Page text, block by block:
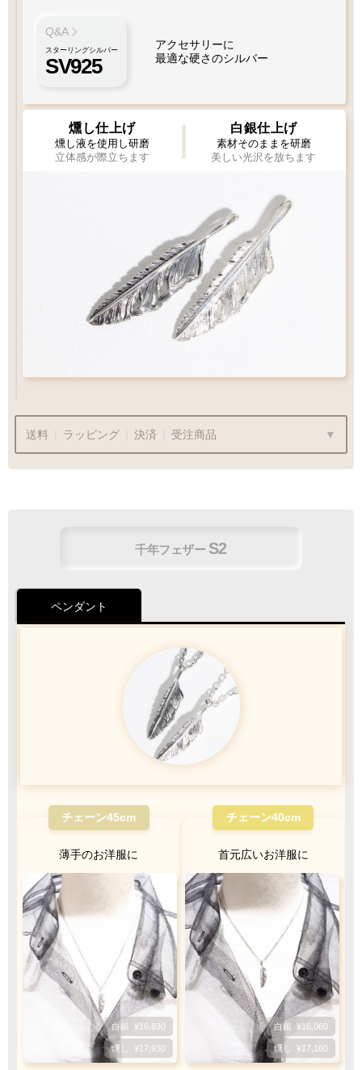
フェザー位置をご指定いただけます
おまかせいただく事も可能です
Wフェザーにカスタム
フェザー位置をご指定いただけます
おまかせいただく事も可能です
ペンダントをカスタム
Q&A
スターリングシルバー
SV925
アクセサリーに
最適な硬さのシルバー
燻し仕上げ
燻し液を使用し研磨
立体感が際立ちます
白銀仕上げ
素材そのままを研磨
美しい光沢を放ちます
送料 ラッピング 決済 受注商品
ラッピングも承っております
Q&A
1商品¥1,100
カード情報をご入力下さい
Q&A
ご利用限度額
1回のお買い物
¥300,000迄
銀行振込
ご注文完了後、メールに記載の指定口座へ
5日以内 』 にお振込をお願い致します
振込手数料
お客様ご負担で
千年フェザー S2
ペンダント
薄手のお洋服に
チェーン45cm
首元広いお洋服に
チェーン40cm
白銀 ¥16,830
燻し ¥17,930
白銀 ¥16,060
燻し ¥17,160